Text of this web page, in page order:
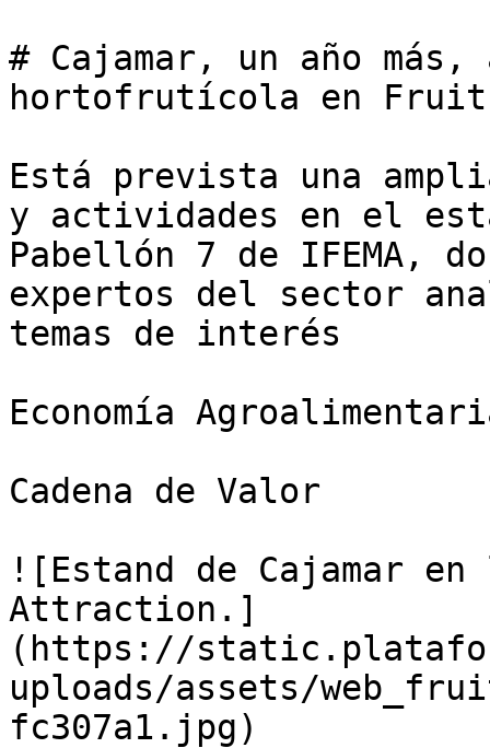
# Cajamar, un año más,
hortofrutícola en
Está prevista una
y actividades en el
Pabellón 7 de IFEMA,
expertos del sector
temas de interés
Economía
Cadena de Valor
![Estand de Cajamar
Attraction.]
(https://
uploads/assets/
fc307a1.jpg)